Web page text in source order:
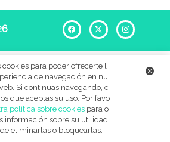
Filtrar
Facebook
X
para poder ofrecerte l
de navegación en nu
Si continuas navegando, c
que aceptas su uso. Por favo
política sobre cookiespara o
información sobre su utilidad
eliminarlas o bloquearlas.